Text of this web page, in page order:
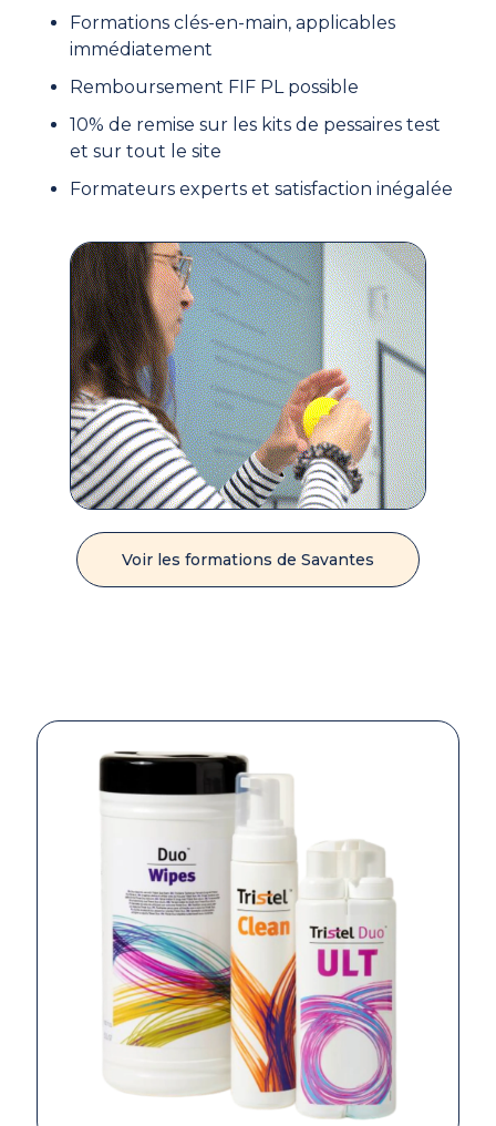
Formations clés-en-main, applicables
immédiatement
Remboursement FIF PL possible
10% de remise sur les kits de pessaires test
et sur tout le site
Formateurs experts et satisfaction inégalée
Voir les formations de Savantes